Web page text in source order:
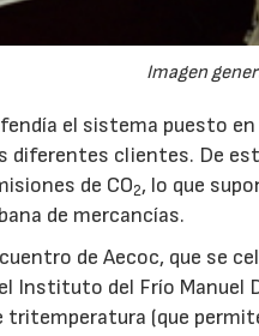
Imagen
el sistema puesto
diferentes clientes. De
de CO2, lo que
de mercancías.
de Aecoc, que se
Instituto del Frío Manuel
tritemperatura (que